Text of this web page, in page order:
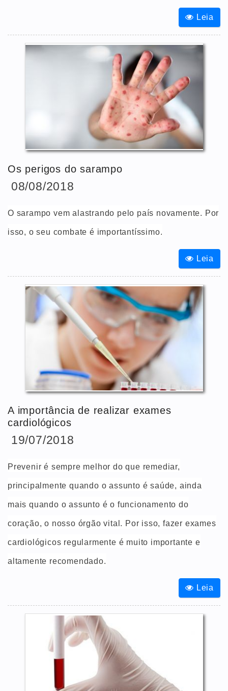
Leia
Os perigos do sarampo
08/08/2018
O sarampo vem alastrando pelo país novamente. Por
isso, o seu combate é importantíssimo.
Leia
A importância de realizar exames
cardiológicos
19/07/2018
Prevenir é sempre melhor do que remediar,
principalmente quando o assunto é saúde, ainda
mais quando o assunto é o funcionamento do
coração, o nosso órgão vital. Por isso, fazer exames
cardiológicos regularmente é muito importante e
altamente recomendado.
Leia